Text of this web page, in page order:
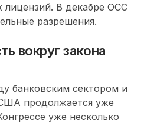
лицензий. В декабре OCC
разрешения.
вокруг закона
банковским сектором и
продолжается уже
уже несколько